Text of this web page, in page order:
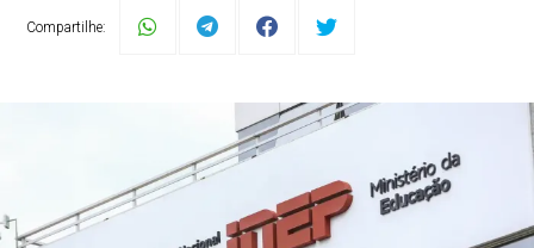
Compartilhe: